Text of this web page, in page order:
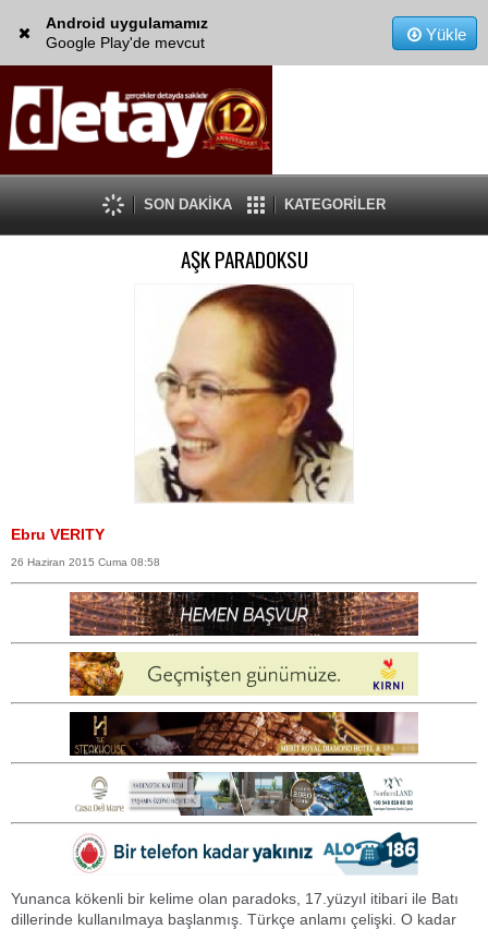
Android uygulamamız
Google Play'de mevcut
Yükle
SON DAKİKA KATEGORİLER
AŞK PARADOKSU
Ebru VERITY
26 Haziran 2015 Cuma 08:58
Yunanca kökenli bir kelime olan paradoks, 17.yüzyıl itibari ile Batı
dillerinde kullanılmaya başlanmış. Türkçe anlamı çelişki. O kadar